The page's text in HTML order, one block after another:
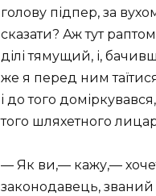
голову підпер, за
сказати? Аж тут
ділі тямущий, і,
же я перед ним
і до того
того шляхетного
— Як ви,— кажу,—
законодавець, званий